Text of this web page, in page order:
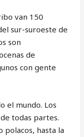
van 150
sur-suroeste de
son
de
con gente
el mundo. Los
todas partes.
polacos, hasta la